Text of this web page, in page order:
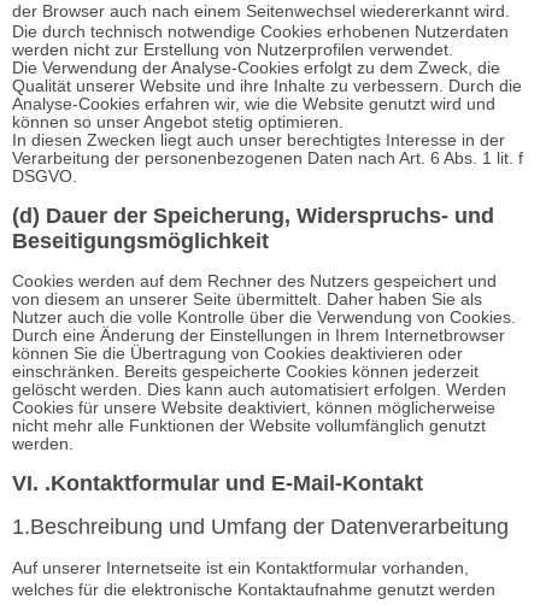
der Browser auch nach einem Seitenwechsel wiedererkannt wird.
Die durch technisch notwendige Cookies erhobenen Nutzerdaten
werden nicht zur Erstellung von Nutzerprofilen verwendet.
Die Verwendung der Analyse-Cookies erfolgt zu dem Zweck, die
Qualität unserer Website und ihre Inhalte zu verbessern. Durch die
Analyse-Cookies erfahren wir, wie die Website genutzt wird und
können so unser Angebot stetig optimieren.
In diesen Zwecken liegt auch unser berechtigtes Interesse in der
Verarbeitung der personenbezogenen Daten nach Art. 6 Abs. 1 lit. f
DSGVO.
(d) Dauer der Speicherung, Widerspruchs- und
Beseitigungsmöglichkeit
Cookies werden auf dem Rechner des Nutzers gespeichert und
von diesem an unserer Seite übermittelt. Daher haben Sie als
Nutzer auch die volle Kontrolle über die Verwendung von Cookies.
Durch eine Änderung der Einstellungen in Ihrem Internetbrowser
können Sie die Übertragung von Cookies deaktivieren oder
einschränken. Bereits gespeicherte Cookies können jederzeit
gelöscht werden. Dies kann auch automatisiert erfolgen. Werden
Cookies für unsere Website deaktiviert, können möglicherweise
nicht mehr alle Funktionen der Website vollumfänglich genutzt
werden.
VI. .Kontaktformular und E-Mail-Kontakt
1.Beschreibung und Umfang der Datenverarbeitung
Auf unserer Internetseite ist ein Kontaktformular vorhanden,
welches für die elektronische Kontaktaufnahme genutzt werden